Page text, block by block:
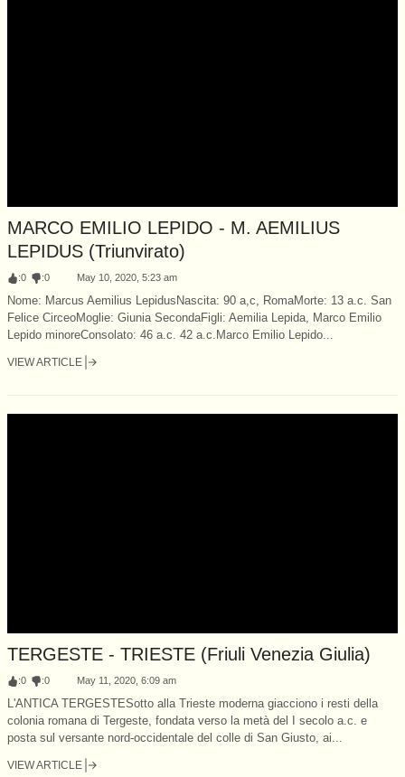
MARCO EMILIO LEPIDO - M. AEMILIUS
LEPIDUS (Triunvirato)
:0 :0 May 10, 2020, 5:23 am
Nome: Marcus Aemilius LepidusNascita: 90 a,c, RomaMorte: 13 a.c. San
Felice CirceoMoglie: Giunia SecondaFigli: Aemilia Lepida, Marco Emilio
Lepido minoreConsolato: 46 a.c. 42 a.c.Marco Emilio Lepido...
VIEW ARTICLE
TERGESTE - TRIESTE (Friuli Venezia Giulia)
:0 :0 May 11, 2020, 6:09 am
L'ANTICA TERGESTESotto alla Trieste moderna giacciono i resti della
colonia romana di Tergeste, fondata verso la metà del I secolo a.c. e
posta sul versante nord-occidentale del colle di San Giusto, ai...
VIEW ARTICLE